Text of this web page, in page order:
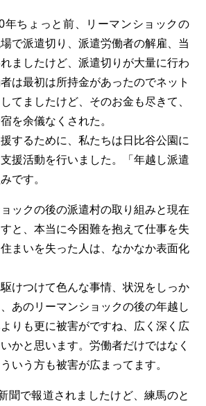
年ちょっと前、リーマンショックの
で派遣切り、派遣労働者の解雇、当
ましたけど、派遣切りが大量に行わ
は最初は所持金があったのでネット
てましたけど、そのお金も尽きて、
を余儀なくされた。
するために、私たちは日比谷公園に
援活動を行いました。「年越し派遣
です。
ックの後の派遣村の取り組みと現在
と、本当に今困難を抱えて仕事を失
まいを失った人は、なかなか表面化
けつけて色んな事情、状況をしっか
あのリーマンショックの後の年越し
りも更に被害がですね、広く深く広
かと思います。労働者だけではなく
いう方も被害が広まってます。
聞で報道されましたけど、練馬のと